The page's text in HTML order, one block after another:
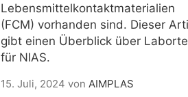
Lebensmittelkontaktmaterialien
(FCM) vorhanden sind. Dieser
gibt einen Überblick über
für NIAS.
15. Juli, 2024 von AIMPLAS